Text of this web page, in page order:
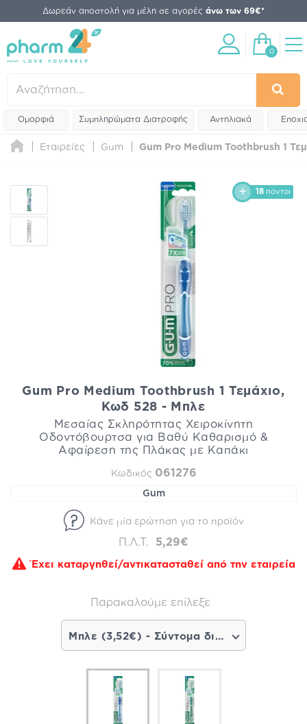
Δωρεάν αποστολή για μέλη σε αγορές άνω των 69€*
0
Ομορφιά Συμπληρώματα Διατροφής Αντηλιακά
Εταιρείες Gum Gum Pro Medium Toothbrush 1
18 πόντοι
Gum Pro Medium Toothbrush 1 Τεμάχιο,
Κωδ 528 - Μπλε
Μεσαίας Σκληρότητας Χειροκίνητη
Οδοντόβουρτσα για Βαθύ Καθαρισμό &
Αφαίρεση της Πλάκας με Καπάκι
Κωδικός 061276
Gum
Κάνε μία ερώτηση για το προϊόν
Π.Λ.Τ. 5,29€
Έχει καταργηθεί/αντικατασταθεί από την εταιρεία
Παρακαλούμε επίλεξε
Μπλε (3,52€) - Σύντομα διαθέσιμο